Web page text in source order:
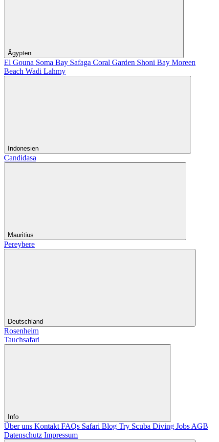
Ägypten
El Gouna Soma Bay Safaga Coral Garden Shoni Bay Moreen
Beach Wadi Lahmy
Indonesien
Candidasa
Mauritius
Pereybere
Deutschland
Rosenheim
Tauchsafari
Info
Über uns Kontakt FAQs Safari Blog Try Scuba Diving Jobs AGB
Datenschutz Impressum